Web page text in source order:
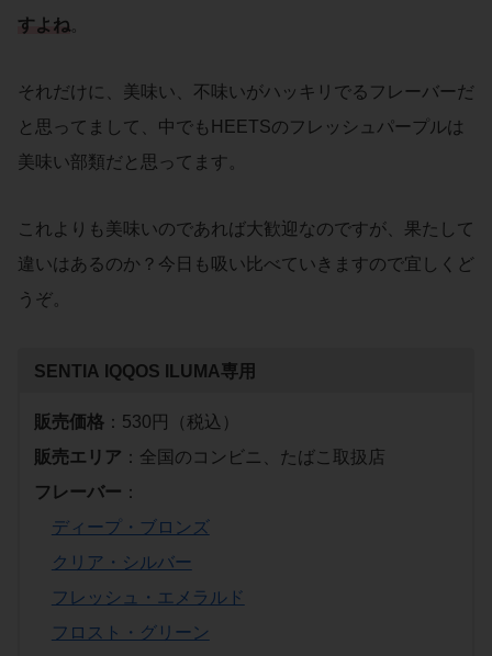
すよね
それだけに、美味い、不味いがハッキリでるフレーバーだ
と思ってまして、中でもHEETSのフレッシュパープルは
美味い部類だと思ってます。
これよりも美味いのであれば大歓迎なのですが、果たして
違いはあるのか？今日も吸い比べていきますので宜しくど
うぞ。
SENTIA IQQOS ILUMA専用
販売価格：530円（税込）
販売エリア ：全国のコンビニ、たばこ取扱店
フレーバー ：
ディープ・ブロンズ
クリア・シルバー
フレッシュ・エメラルド
フロスト・グリーン